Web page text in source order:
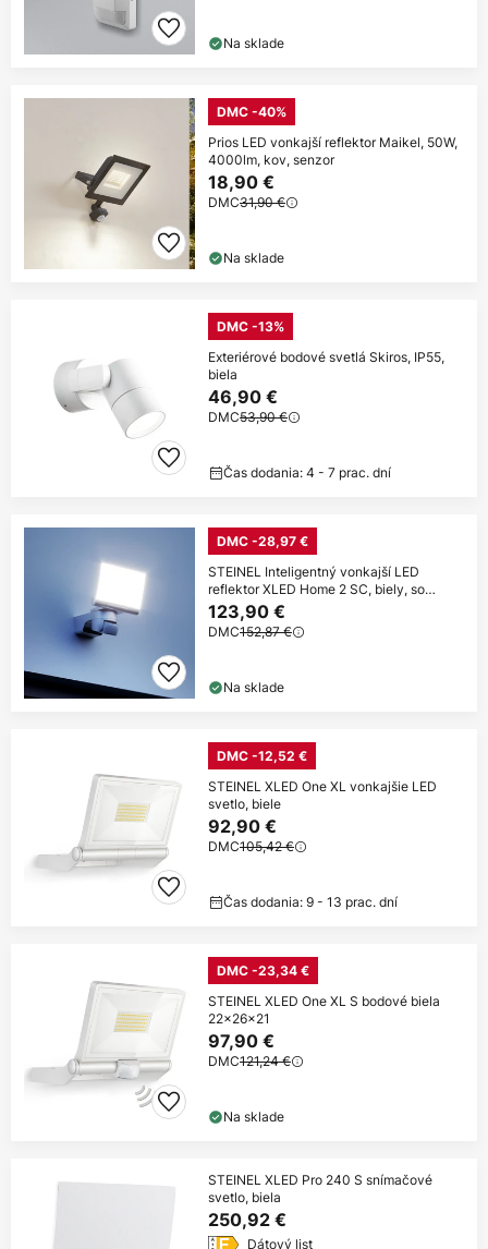
Na sklade
DMC -40%
Prios LED vonkajší reflektor Maikel, 50W,
4000lm, kov, senzor
18,90 €
DMC31,90 €
Na sklade
DMC -13%
Exteriérové bodové svetlá Skiros, IP55,
biela
46,90 €
DMC53,90 €
Čas dodania: 4 - 7 prac. dní
DMC -28,97 €
STEINEL Inteligentný vonkajší LED
reflektor XLED Home 2 SC, biely, so
senzorom
123,90 €
DMC152,87 €
Na sklade
DMC -12,52 €
STEINEL XLED One XL vonkajšie LED
svetlo, biele
92,90 €
DMC105,42 €
Čas dodania: 9 - 13 prac. dní
DMC -23,34 €
STEINEL XLED One XL S bodové biela
22x26x21
97,90 €
DMC121,24 €
Na sklade
STEINEL XLED Pro 240 S snímačové
svetlo, biela
250,92 €
Dátový list